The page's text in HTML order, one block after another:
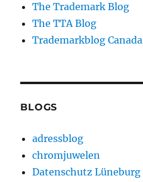
The Trademark Blog
The TTA Blog
Trademarkblog Canada
BLOGS
adressblog
chromjuwelen
Datenschutz Lüneburg